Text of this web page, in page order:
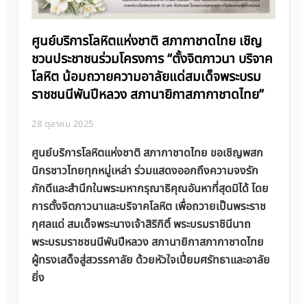
ศูนย์บริการโลหิตแห่งชาติ สภากาชาดไทย เชิญ
ชวนประชาชนร่วมโครงการ “ตั้งจิตภาวนา บริจาค
โลหิต น้อมถวายความอาลัยแด่สมเด็จพระบรม
ราชชนนีพันปีหลวง สภานายิกาสภากาชาดไทย”
28 ตุลาคม 2025
ศูนย์บริการโลหิตแห่งชาติ สภากาชาดไทย ขอเชิญพสก
นิกรชาวไทยทุกหมู่เหล่า ร่วมแสดงออกถึงความจงรัก
ภักดีและสำนึกในพระมหากรุณาธิคุณอันหาที่สุดมิได้ โดย
การตั้งจิตภาวนาและบริจาคโลหิต เพื่อถวายเป็นพระราช
กุศลแด่ สมเด็จพระนางเจ้าสิริกิติ์ พระบรมราชินีนาถ
พระบรมราชชนนีพันปีหลวง สภานายิกาสภากาชาดไทย
ผู้ทรงเสด็จสู่สวรรคาลัย ด้วยหัวใจเปี่ยมศรัทธาและอาลัย
ยิ่ง